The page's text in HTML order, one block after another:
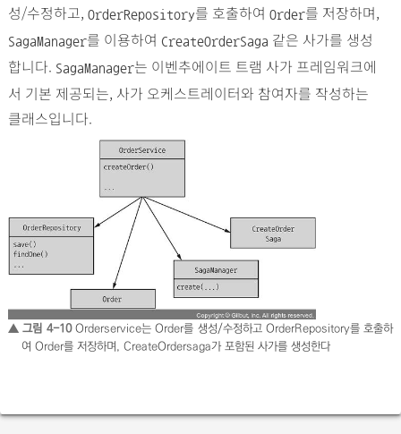
성/수정하고, OrderRepository를 호출하여 Order를 저장하며,
SagaManager를 이용하여 CreateOrderSaga 같은 사가를 생성
합니다. SagaManager는 이벤추에이트 트램 사가 프레임워크에
서 기본 제공되는, 사가 오케스트레이터와 참여자를 작성하는
클래스입니다.
▲ 그림 4-10Orderservice는 Order를 생성/수정하고 OrderRepository를 호출하
여 Order를 저장하며, CreateOrdersaga가 포함된 사가를 생성한다